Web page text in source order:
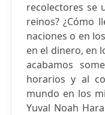
recolectores se
reinos? ¿Cómo
naciones o en
en el dinero, en
acabamos
horarios y al
mundo en los
Yuval Noah